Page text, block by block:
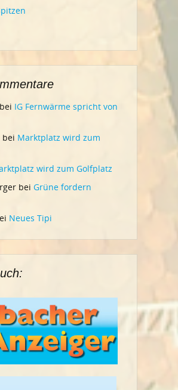
bei IG Fernwärme spricht von
bei Marktplatz wird zum
wird zum Golfplatz
bei Grüne fordern
Neues Tipi